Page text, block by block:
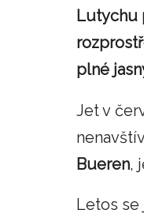
Lutychu
plné
Jet v
Bueren,
Letos